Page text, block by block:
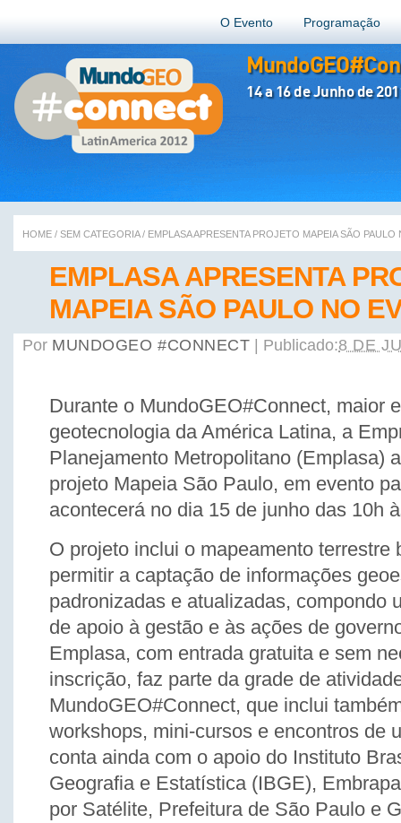
O Evento Programação
14 a 16 de Junho de
EMPLASA APRESENTA
MAPEIA SÃO PAULO NO
HOME / SEM CATEGORIA/ EMPLASA APRESENTA PROJETO MAPEIA SÃO PAULO
Por MUNDOGEO #CONNECT Publicado:8 DE
Durante o MundoGEO#Connect, maior
geotecnologia da América Latina, a
Planejamento Metropolitano (Emplasa)
projeto Mapeia São Paulo, em evento
acontecerá no dia 15 de junho das 10h
O projeto inclui o mapeamento terrestre
permitir a captação de informações
padronizadas e atualizadas, compondo
de apoio à gestão e às ações de
Emplasa, com entrada gratuita e sem
inscrição, faz parte da grade de
MundoGEO#Connect, que inclui
workshops, mini-cursos e encontros de
conta ainda com o apoio do Instituto
Geografia e Estatística (IBGE),
por Satélite, Prefeitura de São Paulo e